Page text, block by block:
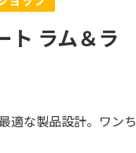
ト ラム＆ラ
適な製品設計。ワンち